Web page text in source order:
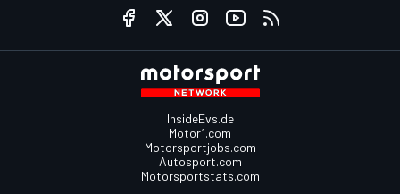
InsideEvs.de
Motor1.com
Motorsportjobs.com
Autosport.com
Motorsportstats.com